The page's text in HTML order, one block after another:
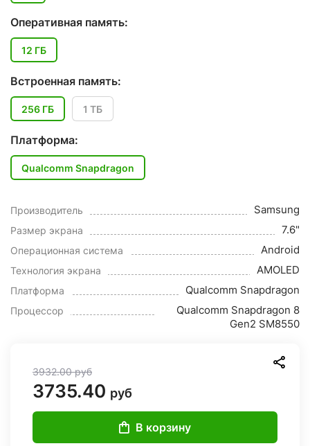
Оперативная память:
12 ГБ
Встроенная память:
256 ГБ 1 ТБ
Платформа:
Qualcomm Snapdragon
Производитель Samsung
Размер экрана 7.6"
Операционная система Android
Технология экрана AMOLED
Платформа Qualcomm Snapdragon
Процессор
Qualcomm Snapdragon 8
Gen2 SM8550
3932.00руб
3735.40 руб
В корзину